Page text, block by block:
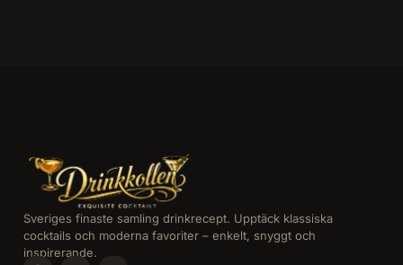
Sveriges finaste samling drinkrecept. Upptäck klassiska
cocktails och moderna favoriter – enkelt, snyggt och
inspirerande.